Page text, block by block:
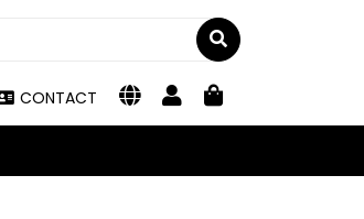
CONTACT